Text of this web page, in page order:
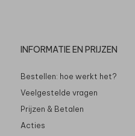
INFORMATIE EN PRIJZEN
Bestellen: hoe werkt het?
Veelgestelde vragen
Prijzen & Betalen
Acties